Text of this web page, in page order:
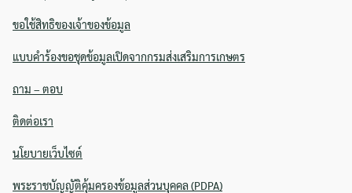
ขอใช้สิทธิของเจ้าของข้อมูล
แบบคำร้องขอชุดข้อมูลเปิดจากกรมส่งเสริมการเกษตร
ถาม – ตอบ
ติดต่อเรา
นโยบายเว็บไซต์
พระราชบัญญัติคุ้มครองข้อมูลส่วนบุคคล (PDPA)